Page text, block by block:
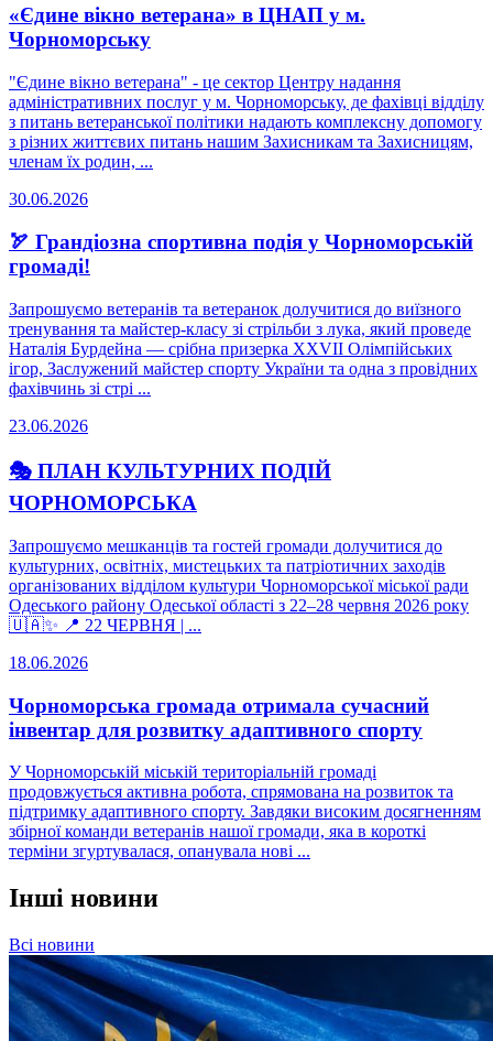
«Єдине вікно ветерана» в ЦНАП у м.
Чорноморську
"Єдине вікно ветерана" - це сектор Центру надання
адміністративних послуг у м. Чорноморську, де фахівці відділу
з питань ветеранської політики надають комплексну допомогу
з різних життєвих питань нашим Захисникам та Захисницям,
членам їх родин, ...
30.06.2026
🏹 Грандіозна спортивна подія у Чорноморській
громаді!
Запрошуємо ветеранів та ветеранок долучитися до виїзного
тренування та майстер-класу зі стрільби з лука, який проведе
Наталія Бурдейна — срібна призерка XXVII Олімпійських
ігор, Заслужений майстер спорту України та одна з провідних
фахівчинь зі стрі ...
23.06.2026
🎭 ПЛАН КУЛЬТУРНИХ ПОДІЙ
ЧОРНОМОРСЬКА
Запрошуємо мешканців та гостей громади долучитися до
культурних, освітніх, мистецьких та патріотичних заходів
організованих відділом культури Чорноморської міської ради
Одеського району Одеської області з 22–28 червня 2026 року
🇺🇦✨ 📍 22 ЧЕРВНЯ | ...
18.06.2026
Чорноморська громада отримала сучасний
інвентар для розвитку адаптивного спорту
У Чорноморській міській територіальній громаді
продовжується активна робота, спрямована на розвиток та
підтримку адаптивного спорту. Завдяки високим досягненням
збірної команди ветеранів нашої громади, яка в короткі
терміни згуртувалася, опанувала нові ...
Інші новини
Всі новини